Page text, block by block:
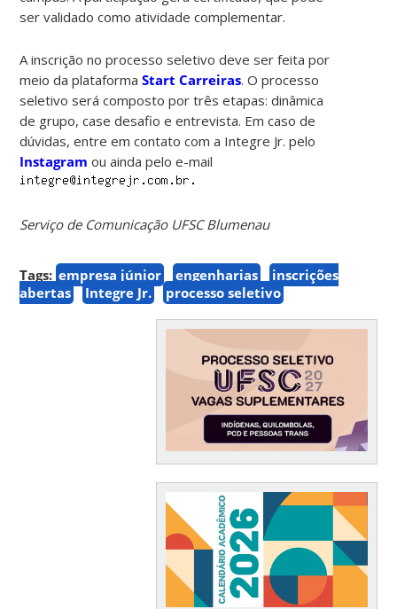
ser validado como atividade complementar.
A inscrição no processo seletivo deve ser feita por
meio da plataformaStart Carreiras. O processo
seletivo será composto por três etapas: dinâmica
de grupo, case desafio e entrevista. Em caso de
dúvidas, entre em contato com a Integre Jr. pelo
Instagramou ainda pelo e-mail
Serviço de Comunicação UFSC Blumenau
Tags: empresa júnior engenharias
inscrições
abertas
Integre Jr. processo seletivo